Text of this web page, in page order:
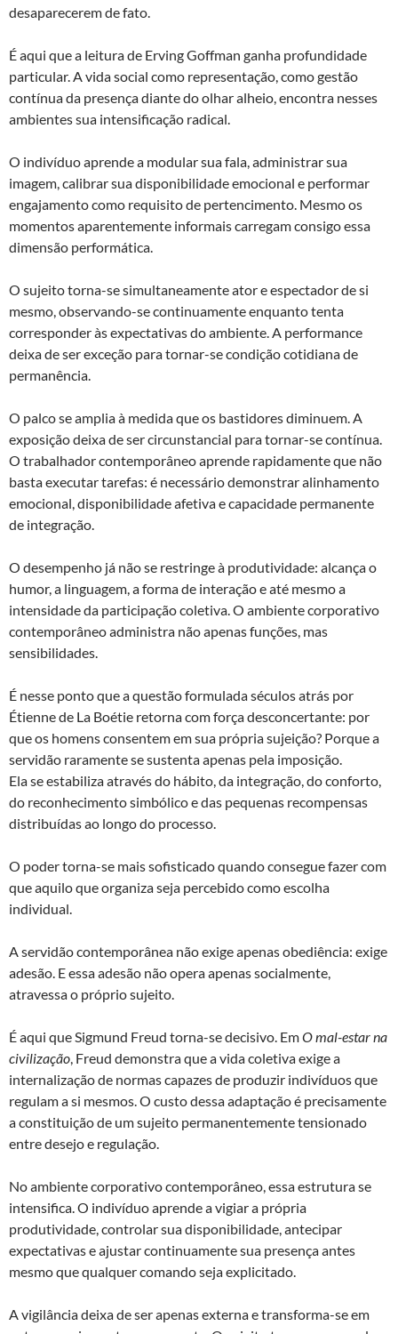
desaparecerem de fato.
É aqui que a leitura de Erving Goffman ganha profundidade
particular. A vida social como representação, como gestão
contínua da presença diante do olhar alheio, encontra nesses
ambientes sua intensificação radical.
O indivíduo aprende a modular sua fala, administrar sua
imagem, calibrar sua disponibilidade emocional e performar
engajamento como requisito de pertencimento. Mesmo os
momentos aparentemente informais carregam consigo essa
dimensão performática.
O sujeito torna-se simultaneamente ator e espectador de si
mesmo, observando-se continuamente enquanto tenta
corresponder às expectativas do ambiente. A performance
deixa de ser exceção para tornar-se condição cotidiana de
permanência.
O palco se amplia à medida que os bastidores diminuem. A
exposição deixa de ser circunstancial para tornar-se contínua.
O trabalhador contemporâneo aprende rapidamente que não
basta executar tarefas: é necessário demonstrar alinhamento
emocional, disponibilidade afetiva e capacidade permanente
de integração.
O desempenho já não se restringe à produtividade: alcança o
humor, a linguagem, a forma de interação e até mesmo a
intensidade da participação coletiva. O ambiente corporativo
contemporâneo administra não apenas funções, mas
sensibilidades.
É nesse ponto que a questão formulada séculos atrás por
Étienne de La Boétie retorna com força desconcertante: por
que os homens consentem em sua própria sujeição? Porque a
servidão raramente se sustenta apenas pela imposição.
Ela se estabiliza através do hábito, da integração, do conforto,
do reconhecimento simbólico e das pequenas recompensas
distribuídas ao longo do processo.
O poder torna-se mais sofisticado quando consegue fazer com
que aquilo que organiza seja percebido como escolha
individual.
A servidão contemporânea não exige apenas obediência: exige
adesão. E essa adesão não opera apenas socialmente,
atravessa o próprio sujeito.
É aqui que Sigmund Freud torna-se decisivo. EmO mal-estar na
civilização , Freud demonstra que a vida coletiva exige a
internalização de normas capazes de produzir indivíduos que
regulam a si mesmos. O custo dessa adaptação é precisamente
a constituição de um sujeito permanentemente tensionado
entre desejo e regulação.
No ambiente corporativo contemporâneo, essa estrutura se
intensifica. O indivíduo aprende a vigiar a própria
produtividade, controlar sua disponibilidade, antecipar
expectativas e ajustar continuamente sua presença antes
mesmo que qualquer comando seja explicitado.
A vigilância deixa de ser apenas externa e transforma-se em